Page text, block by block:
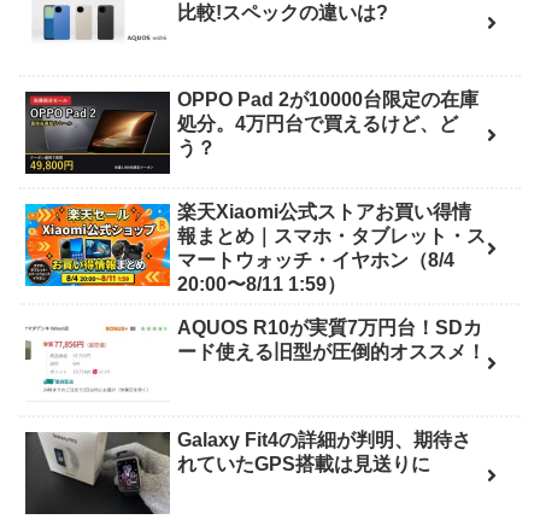
比較!スペックの違いは?
OPPO Pad 2が10000台限定の在庫
処分。4万円台で買えるけど、ど
う？
楽天Xiaomi公式ストアお買い得情
報まとめ｜スマホ・タブレット・ス
マートウォッチ・イヤホン（8/4
20:00〜8/11 1:59）
AQUOS R10が実質7万円台！SDカ
ード使える旧型が圧倒的オススメ！
Galaxy Fit4の詳細が判明、期待さ
れていたGPS搭載は見送りに